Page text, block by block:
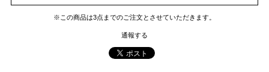
※この商品は3点までのご注文とさせていただきます。
通報する